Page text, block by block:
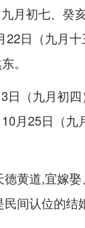
月初七、癸
日（九月
。
日（九月初
月25日（九
黄道,宜嫁
间认位的结